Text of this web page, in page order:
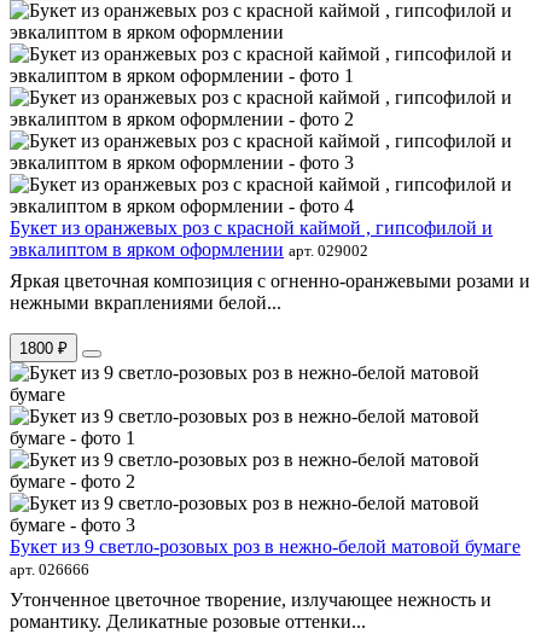
Букет из оранжевых роз с красной каймой , гипсофилой и
эвкалиптом в ярком оформлении арт. 029002
Яркая цветочная композиция с огненно-оранжевыми розами и
нежными вкраплениями белой...
1800 ₽
Букет из 9 светло-розовых роз в нежно-белой матовой бумаге
арт. 026666
Утонченное цветочное творение, излучающее нежность и
романтику. Деликатные розовые оттенки...